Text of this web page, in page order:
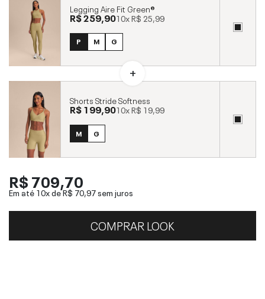
Legging Aire Fit Green®
R$ 259,9010xR$ 25,99
P M G
Shorts Stride Softness
R$ 199,9010xR$ 19,99
M G
R$ 709,70
Em até 10x deR$ 70,97sem juros
COMPRAR LOOK